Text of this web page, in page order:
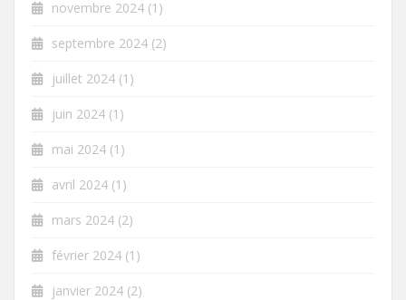
novembre 2024 (1)
septembre 2024 (2)
juillet 2024 (1)
juin 2024 (1)
mai 2024 (1)
avril 2024 (1)
mars 2024 (2)
février 2024 (1)
janvier 2024 (2)